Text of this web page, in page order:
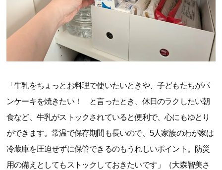
「牛乳をちょっとお料理で使いたいときや、子どもたちがパ
ンケーキを焼きたい！ と言ったとき、休日のラクしたい朝
食など、牛乳がストックされていると便利で、心にもゆとり
ができます。常温で保存期間も長いので、5人家族のわが家は
冷蔵庫を圧迫せずに保管できるのもうれしいポイント。防災
用の備えとしてもストックしておきたいです」（大森智美さ